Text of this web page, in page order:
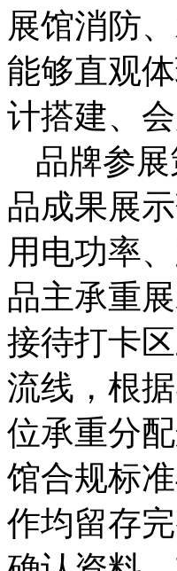
展馆消防
能够直观
计搭建、
品牌参
品成果展
用电功率
品主承重
接待打卡
流线，根
位承重分
馆合规标
作均留存